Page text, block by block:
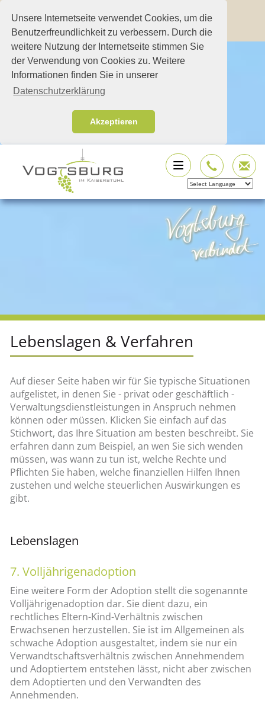
Unsere Internetseite verwendet Cookies, um die
Benutzerfreundlichkeit zu verbessern. Durch die
weitere Nutzung der Internetseite stimmen Sie
der Verwendung von Cookies zu. Weitere
Informationen finden Sie in unserer
Datenschutzerklärung
Akzeptieren
Lebenslagen & Verfahren
Auf dieser Seite haben wir für Sie typische Situationen
aufgelistet, in denen Sie - privat oder geschäftlich -
Verwaltungsdienstleistungen in Anspruch nehmen
können oder müssen. Klicken Sie einfach auf das
Stichwort, das Ihre Situation am besten beschreibt. Sie
erfahren dann zum Beispiel, an wen Sie sich wenden
müssen, was wann zu tun ist, welche Rechte und
Pflichten Sie haben, welche finanziellen Hilfen Ihnen
zustehen und welche steuerlichen Auswirkungen es
gibt.
Lebenslagen
7. Volljährigenadoption
Eine weitere Form der Adoption stellt die sogenannte
Volljährigenadoption dar. Sie dient dazu, ein
rechtliches Eltern-Kind-Verhältnis zwischen
Erwachsenen herzustellen. Sie ist im Allgemeinen als
schwache Adoption ausgestaltet, indem sie nur ein
Verwandtschaftsverhältnis zwischen Annehmendem
und Adoptiertem entstehen lässt, nicht aber zwischen
dem Adoptierten und den Verwandten des
Annehmenden.